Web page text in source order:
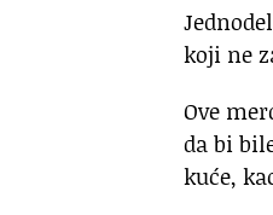
koji ne
Ove
da bi
kuće,